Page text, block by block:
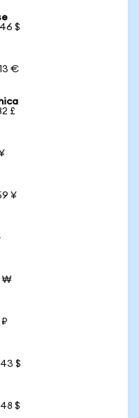
$
€
£
¥
₩
$
$